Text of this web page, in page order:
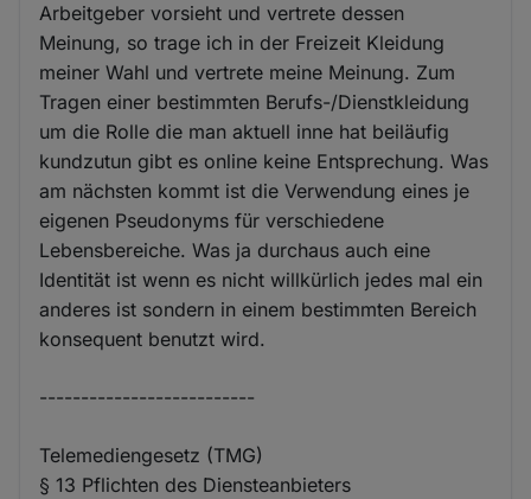
Arbeitgeber vorsieht und vertrete dessen
Meinung, so trage ich in der Freizeit Kleidung
meiner Wahl und vertrete meine Meinung. Zum
Tragen einer bestimmten Berufs-/Dienstkleidung
um die Rolle die man aktuell inne hat beiläufig
kundzutun gibt es online keine Entsprechung. Was
am nächsten kommt ist die Verwendung eines je
eigenen Pseudonyms für verschiedene
Lebensbereiche. Was ja durchaus auch eine
Identität ist wenn es nicht willkürlich jedes mal ein
anderes ist sondern in einem bestimmten Bereich
konsequent benutzt wird.
--------------------------
Telemediengesetz (TMG)
§ 13 Pflichten des Diensteanbieters